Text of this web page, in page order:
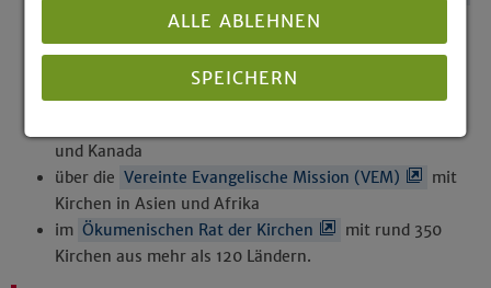
in der Konferenz Europäischer Kirchen (KEK)
mit
protestantischen, anglikanischen und orthodoxen
Kirchen in Europa
und Kanada
über die Vereinte Evangelische Mission (VEM)
mit
Kirchen in Asien und Afrika
im Ökumenischen Rat der Kirchen
mit rund 350
Kirchen aus mehr als 120 Ländern.
ALLE ABLEHNEN
SPEICHERN
Impressum|